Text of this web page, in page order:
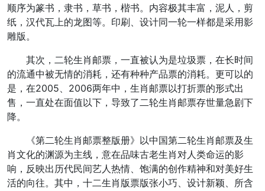
顺序为篆书，隶书，草书，楷书。内容极其丰富，泥人，剪
纸，汉代瓦上的龙图等。印刷、设计同一轮一样都是采用影
雕版。
其次，二轮生肖邮票，一直被认为是垃圾票，在长时间
的流通中被无情的消耗，还有种种产品票的消耗。更可以的
是，在2005、2006两年中，生肖邮票以打折票的形式出
售，一直处在面值以下，导致了二轮生肖邮票存世量急剧下
降。
《第二轮生肖邮票整版册》以中国第二轮生肖邮票及生
肖文化的渊源为主线，意在品味古老生肖对人类命运的影
响，反映出历代民间艺人热情、饱满的创作精神和对美好生
活的向往。其中，十二生肖版票版张小巧、设计新颖、所含